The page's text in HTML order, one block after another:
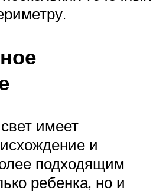
имеет
и
подходящим
ребенка, но и